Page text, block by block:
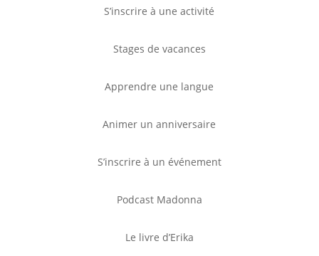
S’inscrire à une activité
Stages de vacances
Apprendre une langue
Animer un anniversaire
S’inscrire à un événement
Podcast Madonna
Le livre d’Erika